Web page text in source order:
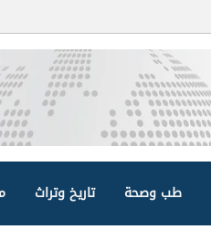
طب وصحة تاريخ وتراث